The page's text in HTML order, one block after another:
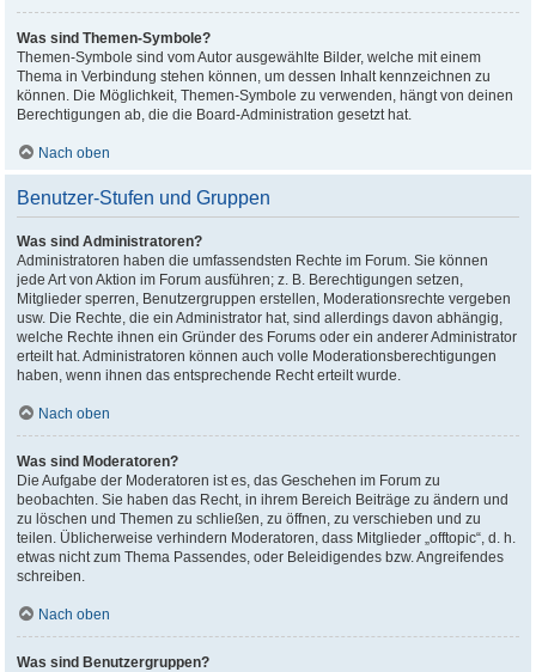
Was sind Themen-Symbole?
Themen-Symbole sind vom Autor ausgewählte Bilder, welche mit einem
Thema in Verbindung stehen können, um dessen Inhalt kennzeichnen zu
können. Die Möglichkeit, Themen-Symbole zu verwenden, hängt von deinen
Berechtigungen ab, die die Board-Administration gesetzt hat.
Nach oben
Benutzer-Stufen und Gruppen
Was sind Administratoren?
Administratoren haben die umfassendsten Rechte im Forum. Sie können
jede Art von Aktion im Forum ausführen; z. B. Berechtigungen setzen,
Mitglieder sperren, Benutzergruppen erstellen, Moderationsrechte vergeben
usw. Die Rechte, die ein Administrator hat, sind allerdings davon abhängig,
welche Rechte ihnen ein Gründer des Forums oder ein anderer Administrator
erteilt hat. Administratoren können auch volle Moderationsberechtigungen
haben, wenn ihnen das entsprechende Recht erteilt wurde.
Nach oben
Was sind Moderatoren?
Die Aufgabe der Moderatoren ist es, das Geschehen im Forum zu
beobachten. Sie haben das Recht, in ihrem Bereich Beiträge zu ändern und
zu löschen und Themen zu schließen, zu öffnen, zu verschieben und zu
teilen. Üblicherweise verhindern Moderatoren, dass Mitglieder „offtopic“, d. h.
etwas nicht zum Thema Passendes, oder Beleidigendes bzw. Angreifendes
schreiben.
Nach oben
Was sind Benutzergruppen?